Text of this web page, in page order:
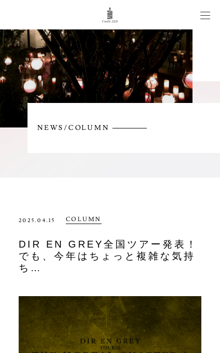
CANDLE WEDDING
WORKS
ITEM
NEWS/COLUMN
2025.04.15 COLUMN
DIR EN GREY全国ツアー発表！
でも、今年はちょっと複雑な気持
ち…